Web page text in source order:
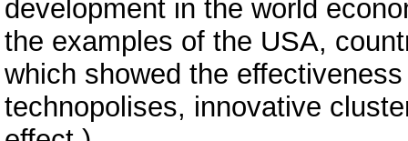
development in the world
the examples of the USA,
which showed the
technopolises, innovative